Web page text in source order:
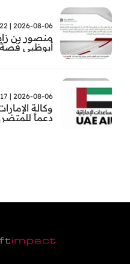
2026-08-06 | 12:22
أبوظبي قصة
2026-08-06 | 12:17
وكالة
دعماً